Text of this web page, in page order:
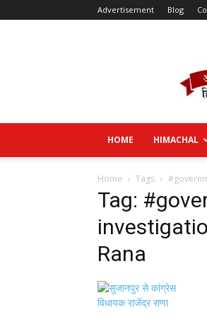
Advertisement Blog
HOME HIMACHAL
Home Tags
Tag:
Rana